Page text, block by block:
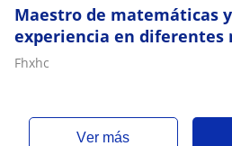
Maestro de matemáticas
experiencia en diferentes
Fhxhc
ver más